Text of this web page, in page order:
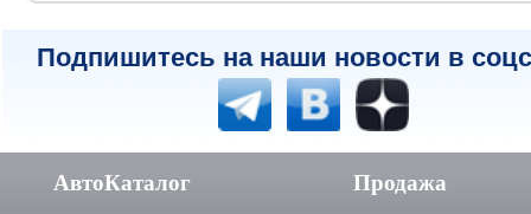
Подпишитесь на наши новости в
АвтоКаталог Продажа